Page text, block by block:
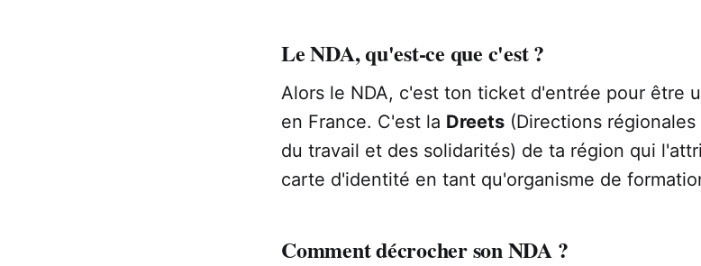
Le NDA, qu'est-ce que c'est ?
Alors le NDA, c'est ton ticket d'entrée pour être
en France. C'est la Dreets (Directions
du travail et des solidarités) de ta région qui
carte d'identité en tant qu'organisme de
Comment décrocher son NDA ?